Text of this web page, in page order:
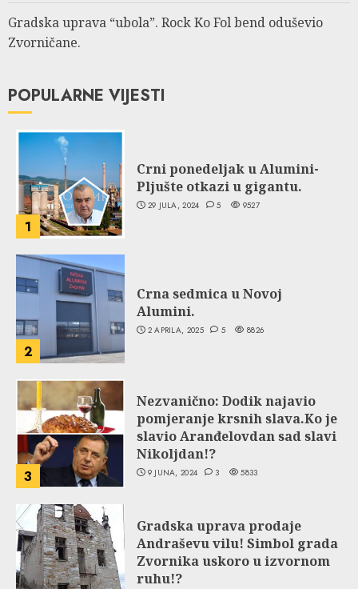
Gradska uprava “ubola”. Rock Ko Fol bend oduševio
Zvorničane.
POPULARNE VIJESTI
1
Crni ponedeljak u Alumini-
Pljušte otkazi u gigantu.
29 JULA, 2024 5 9527
2
Crna sedmica u Novoj
Alumini.
2 APRILA, 2025 5 8826
3
Nezvanično: Dodik najavio
pomjeranje krsnih slava.Ko je
slavio Aranđelovdan sad slavi
Nikoljdan!?
9 JUNA, 2024 3 5833
Gradska uprava prodaje
Andraševu vilu! Simbol grada
Zvornika uskoro u izvornom
ruhu!?